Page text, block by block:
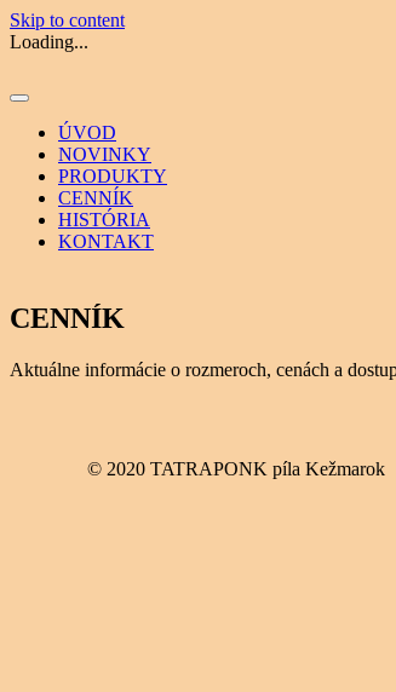
Skip to content
Loading...
ÚVOD
NOVINKY
PRODUKTY
CENNÍK
HISTÓRIA
KONTAKT
CENNÍK
Aktuálne informácie o rozmeroch, cenách a
© 2020 TATRAPONK píla Kežmarok